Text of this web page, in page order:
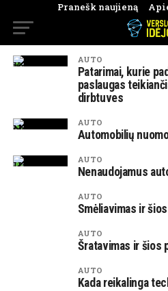
Pranešk naujieną
AUTO
Patarimai, kurie
paslaugas
dirbtuves
AUTO
Automobilių
AUTO
Nenaudojamus
AUTO
Smėliavimas ir
AUTO
Šratavimas ir šios
AUTO
Kada reikalinga